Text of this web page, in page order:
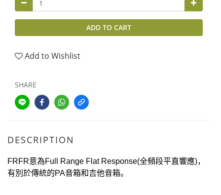
ADD TO CART
Add to Wishlist
SHARE
DESCRIPTION
FRFR意為Full Range Flat Response(全頻段平直響應)，
有別於傳統的PA音箱和吉他音箱。